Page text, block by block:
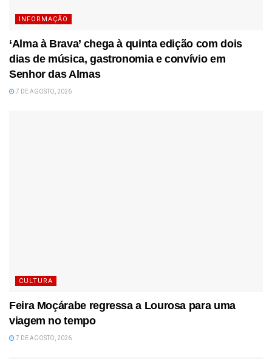
INFORMAÇÃO
‘Alma à Brava’ chega à quinta edição com dois
dias de música, gastronomia e convívio em
Senhor das Almas
7 DE AGOSTO, 2026
CULTURA
Feira Moçárabe regressa a Lourosa para uma
viagem no tempo
7 DE AGOSTO, 2026